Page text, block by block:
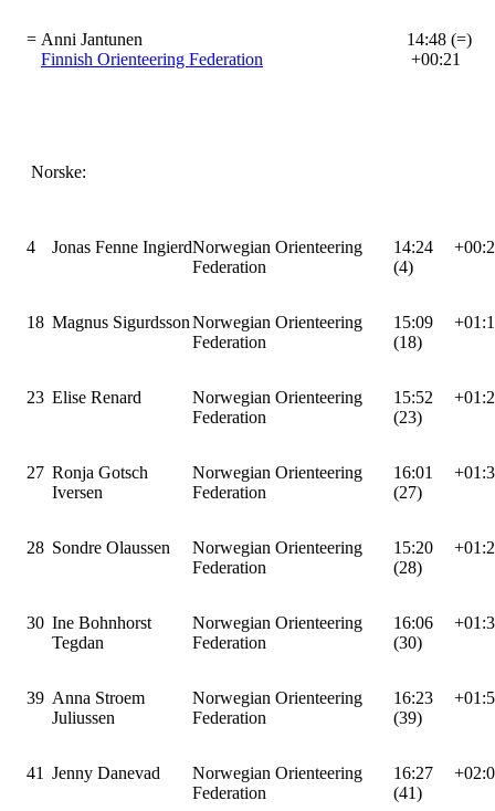
= Anni Jantunen
Finnish Orienteering Federation
14:48 (=)
+00:21
Norske:
4 Jonas Fenne IngierdNorwegian Orienteering
Federation
14:24
(4)
18 Magnus SigurdssonNorwegian Orienteering
Federation
15:09
(18)
23 Elise Renard
Norwegian Orienteering
Federation
15:52
(23)
27 Ronja Gotsch
Iversen
Norwegian Orienteering
Federation
16:01
(27)
28 Sondre Olaussen
Norwegian Orienteering
Federation
15:20
(28)
30 Ine Bohnhorst
Tegdan
Norwegian Orienteering
Federation
16:06
(30)
39 Anna Stroem
Juliussen
Norwegian Orienteering
Federation
16:23
(39)
41 Jenny Danevad
Norwegian Orienteering
Federation
16:27
(41)